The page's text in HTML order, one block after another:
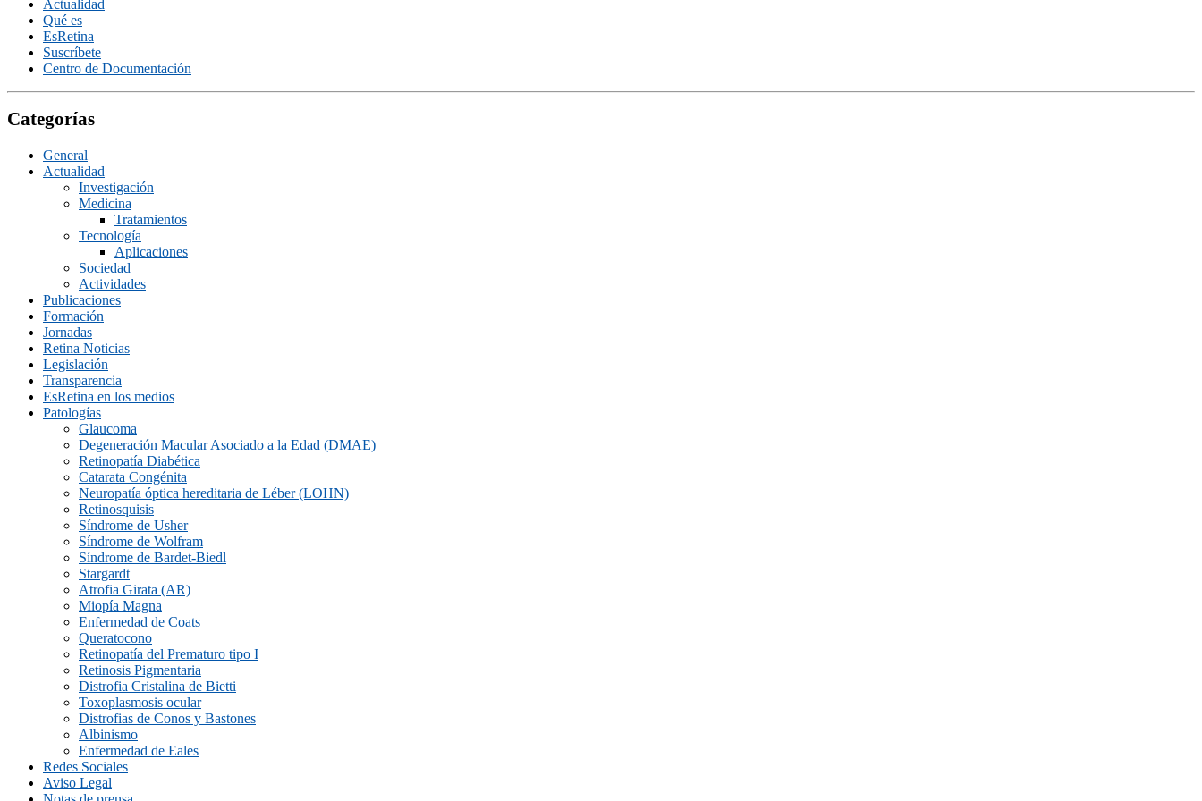
Actualidad
Qué es
EsRetina
Suscrí­bete
Centro de Documentación
Categorías
General
Actualidad
Investigación
Medicina
Tratamientos
Tecnologí­a
Aplicaciones
Sociedad
Actividades
Publicaciones
Formación
Jornadas
Retina Noticias
Legislación
Transparencia
EsRetina en los medios
Patologías
Glaucoma
Degeneración Macular Asociado a la Edad (DMAE)
Retinopatía Diabética
Catarata Congénita
Neuropatí­a óptica hereditaria de Léber (LOHN)
Retinosquisis
Síndrome de Usher
Síndrome de Wolfram
Síndrome de Bardet-Biedl
Stargardt
Atrofia Girata (AR)
Miopía Magna
Enfermedad de Coats
Queratocono
Retinopatí­a del Prematuro tipo I
Retinosis Pigmentaria
Distrofia Cristalina de Bietti
Toxoplasmosis ocular
Distrofias de Conos y Bastones
Albinismo
Enfermedad de Eales
Redes Sociales
Aviso Legal